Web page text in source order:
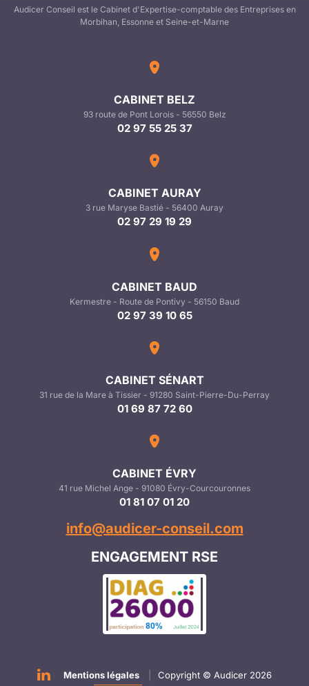
Audicer Conseil est le Cabinet d'Expertise-comptable des Entreprises en
Morbihan, Essonne et Seine-et-Marne
CABINET BELZ
93 route de Pont Lorois - 56550 Belz
02 97 55 25 37
CABINET AURAY
3 rue Maryse Bastié - 56400 Auray
02 97 29 19 29
CABINET BAUD
Kermestre - Route de Pontivy - 56150 Baud
02 97 39 10 65
CABINET SÉNART
31 rue de la Mare à Tissier - 91280 Saint-Pierre-Du-Perray
01 69 87 72 60
CABINET ÉVRY
41 rue Michel Ange - 91080 Évry-Courcouronnes
01 81 07 01 20
info@audicer-conseil.com
ENGAGEMENT RSE
Mentions légales Copyright © Audicer 2026